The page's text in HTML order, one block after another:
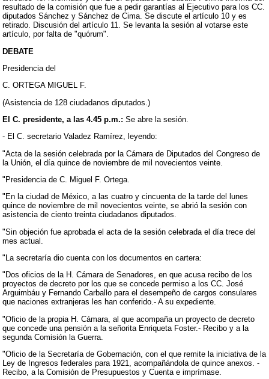
resultado de la comisión que fue a pedir garantías al Ejecutivo para los CC.
diputados Sánchez y Sánchez de Cima. Se discute el artículo 10 y es
retirado. Discusión del artículo 11. Se levanta la sesión al votarse este
artículo, por falta de "quórum".
DEBATE
Presidencia del
C. ORTEGA MIGUEL F.
(Asistencia de 128 ciudadanos diputados.)
El C. presidente, a las 4.45 p.m.: Se abre la sesión.
- El C. secretario Valadez Ramírez, leyendo:
"Acta de la sesión celebrada por la Cámara de Diputados del Congreso de
la Unión, el día quince de noviembre de mil novecientos veinte.
"Presidencia de C. Miguel F. Ortega.
"En la ciudad de México, a las cuatro y cincuenta de la tarde del lunes
quince de noviembre de mil novecientos veinte, se abrió la sesión con
asistencia de ciento treinta ciudadanos diputados.
"Sin objeción fue aprobada el acta de la sesión celebrada el día trece del
mes actual.
"La secretaría dio cuenta con los documentos en cartera:
"Dos oficios de la H. Cámara de Senadores, en que acusa recibo de los
proyectos de decreto por los que se concede permiso a los CC. José
Arguimbáu y Fernando Carballo para el desempeño de cargos consulares
que naciones extranjeras les han conferido.- A su expediente.
"Oficio de la propia H. Cámara, al que acompaña un proyecto de decreto
que concede una pensión a la señorita Enriqueta Foster.- Recibo y a la
segunda Comisión la Guerra.
"Oficio de la Secretaría de Gobernación, con el que remite la iniciativa de la
Ley de Ingresos federales para 1921, acompañándola de quince anexos. -
Recibo, a la Comisión de Presupuestos y Cuenta e imprímase.